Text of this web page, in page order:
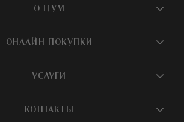
О ЦУМ
О магазине
Бутики и ПВЗ ЦУМ
ОНЛАЙН ПОКУПКИ
Доставка
УСЛУГИ
КОНТАКТЫ